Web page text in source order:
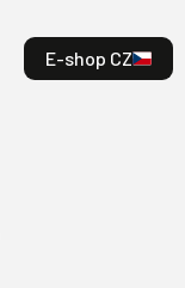
E-shop CZ